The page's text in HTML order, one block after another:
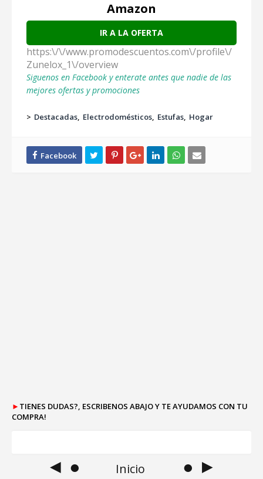
Amazon
IR A LA OFERTA
https:\/\/www.promodescuentos.com\/profile\/
Zunelox_1\/overview
Siguenos en Facebook y enterate antes que nadie de las
mejores ofertas y promociones
> Destacadas Electrodomésticos Estufas Hogar
► TIENES DUDAS?, ESCRIBENOS ABAJO Y TE AYUDAMOS CON TU
COMPRA!
◄ ● Inicio ● ►